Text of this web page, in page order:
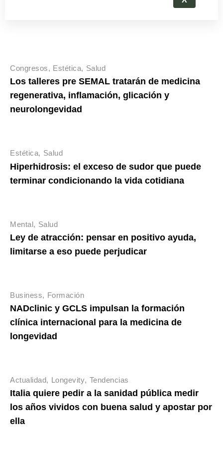
Congresos Estética Salud
Los talleres pre SEMAL tratarán de medicina
regenerativa, inflamación, glicación y
neurolongevidad
Estética Salud
Hiperhidrosis: el exceso de sudor que puede
terminar condicionando la vida cotidiana
Mental Salud
Ley de atracción: pensar en positivo ayuda,
limitarse a eso puede perjudicar
Business Formación
NADclinic y GCLS impulsan la formación
clínica internacional para la medicina de
longevidad
Actualidad Longevity Tendencias
Italia quiere pedir a la sanidad pública medir
los años vividos con buena salud y apostar por
ella